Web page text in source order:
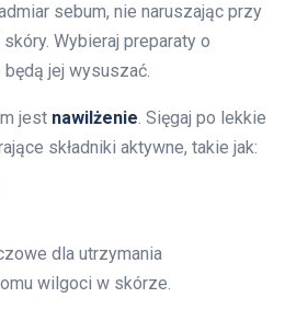
sebum, nie naruszając przy
Wybieraj preparaty o
będą jej wysuszać.
jest nawilżenie. Sięgaj po lekkie
składniki aktywne, takie jak:
dla utrzymania
wilgoci w skórze.